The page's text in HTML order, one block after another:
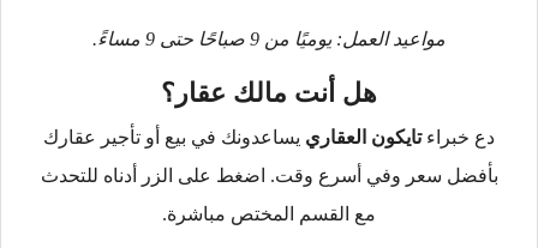
مواعيد العمل: يوميًا من 9 صباحًا حتى 9 مساءً.
هل أنت مالك عقار؟
دع خبراءتايكون العقاري يساعدونك في بيع أو تأجير عقارك
بأفضل سعر وفي أسرع وقت. اضغط على الزر أدناه للتحدث
مع القسم المختص مباشرة.